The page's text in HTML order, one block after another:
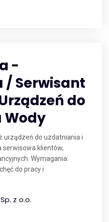
-
Serwisant
do
Wody
urządzeń do uzdatniania i
serwisowa klientów,
Wymagania:
do pracy i
Sp. z o.o.